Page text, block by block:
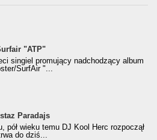
VIDEO
"ATP"
singiel promujący nadchodzący album
SurfAir "...
za
Album Roku
Paradajs
pół wieku temu DJ Kool Herc rozpoczął
do dziś...